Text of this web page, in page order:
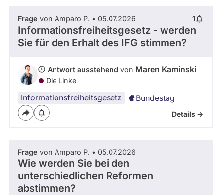
Frage von Amparo P. • 05.07.2026 1
Informationsfreiheitsgesetz - werden
Sie für den Erhalt des IFG stimmen?
Antwort ausstehend von Maren Kaminski
Die Linke
Informationsfreiheitsgesetz Bundestag
Details ->
Frage von Amparo P. • 05.07.2026
Wie werden Sie bei den
unterschiedlichen Reformen
abstimmen?